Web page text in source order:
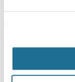
Om webbplatsen